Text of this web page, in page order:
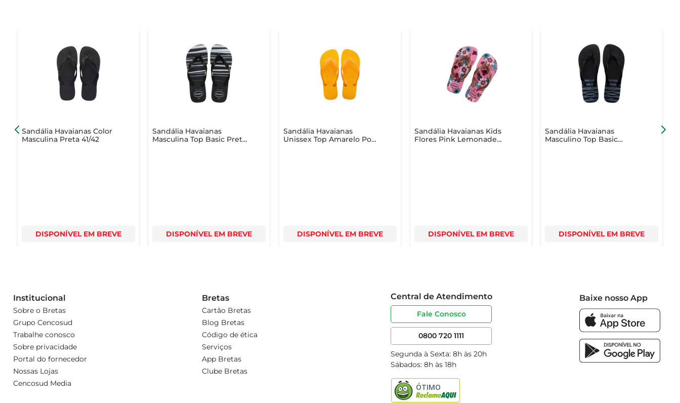
Sandália Havaianas Color
Masculina Preta 41/42
DISPONÍVEL EM BREVE
Sandália Havaianas
Masculina Top Basic Preta
DISPONÍVEL EM BREVE
Sandália Havaianas
Unissex Top Amarelo Pop
DISPONÍVEL EM BREVE
Sandália Havaianas Kids
Flores Pink Lemonade
DISPONÍVEL EM BREVE
Sandália Havaianas
Masculino Top Basic
DISPONÍVEL EM BREVE
Institucional
Sobre o Bretas
Grupo Cencosud
Trabalhe conosco
Sobre privacidade
Portal do fornecedor
Nossas Lojas
Cencosud Media
Bretas
Cartão Bretas
Blog Bretas
Código de ética
Serviços
App Bretas
Clube Bretas
Central de Atendimento
Fale Conosco
0800 720 1111
Segunda à Sexta: 8h às 20h
Sábados: 8h às 18h
Baixe nosso App